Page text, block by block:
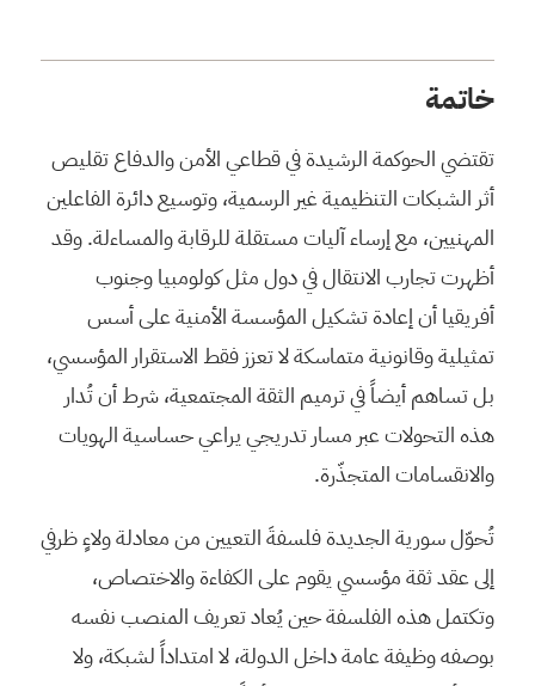
خاتمة
تقتضي الحوكمة الرشيدة في قطاعي الأمن والدفاع تقليص
أثر الشبكات التنظيمية غير الرسمية، وتوسيع دائرة الفاعلين
المهنيين، مع إرساء آليات مستقلة للرقابة والمساءلة. وقد
أظهرت تجارب الانتقال في دول مثل كولومبيا وجنوب
أفريقيا أن إعادة تشكيل المؤسسة الأمنية على أسس
تمثيلية وقانونية متماسكة لا تعزز فقط الاستقرار المؤسسي،
بل تساهم أيضاً في ترميم الثقة المجتمعية، شرط أن تُدار
هذه التحولات عبر مسار تدريجي يراعي حساسية الهويات
والانقسامات المتجذّرة.
تُحوّل سورية الجديدة فلسفةَ التعيين من معادلة ولاءٍ ظرفي
إلى عقد ثقة مؤسسي يقوم على الكفاءة والاختصاص،
وتكتمل هذه الفلسفة حين يُعاد تعريف المنصب نفسه
بوصفه وظيفة عامة داخل الدولة، لا امتداداً لشبكة، ولا